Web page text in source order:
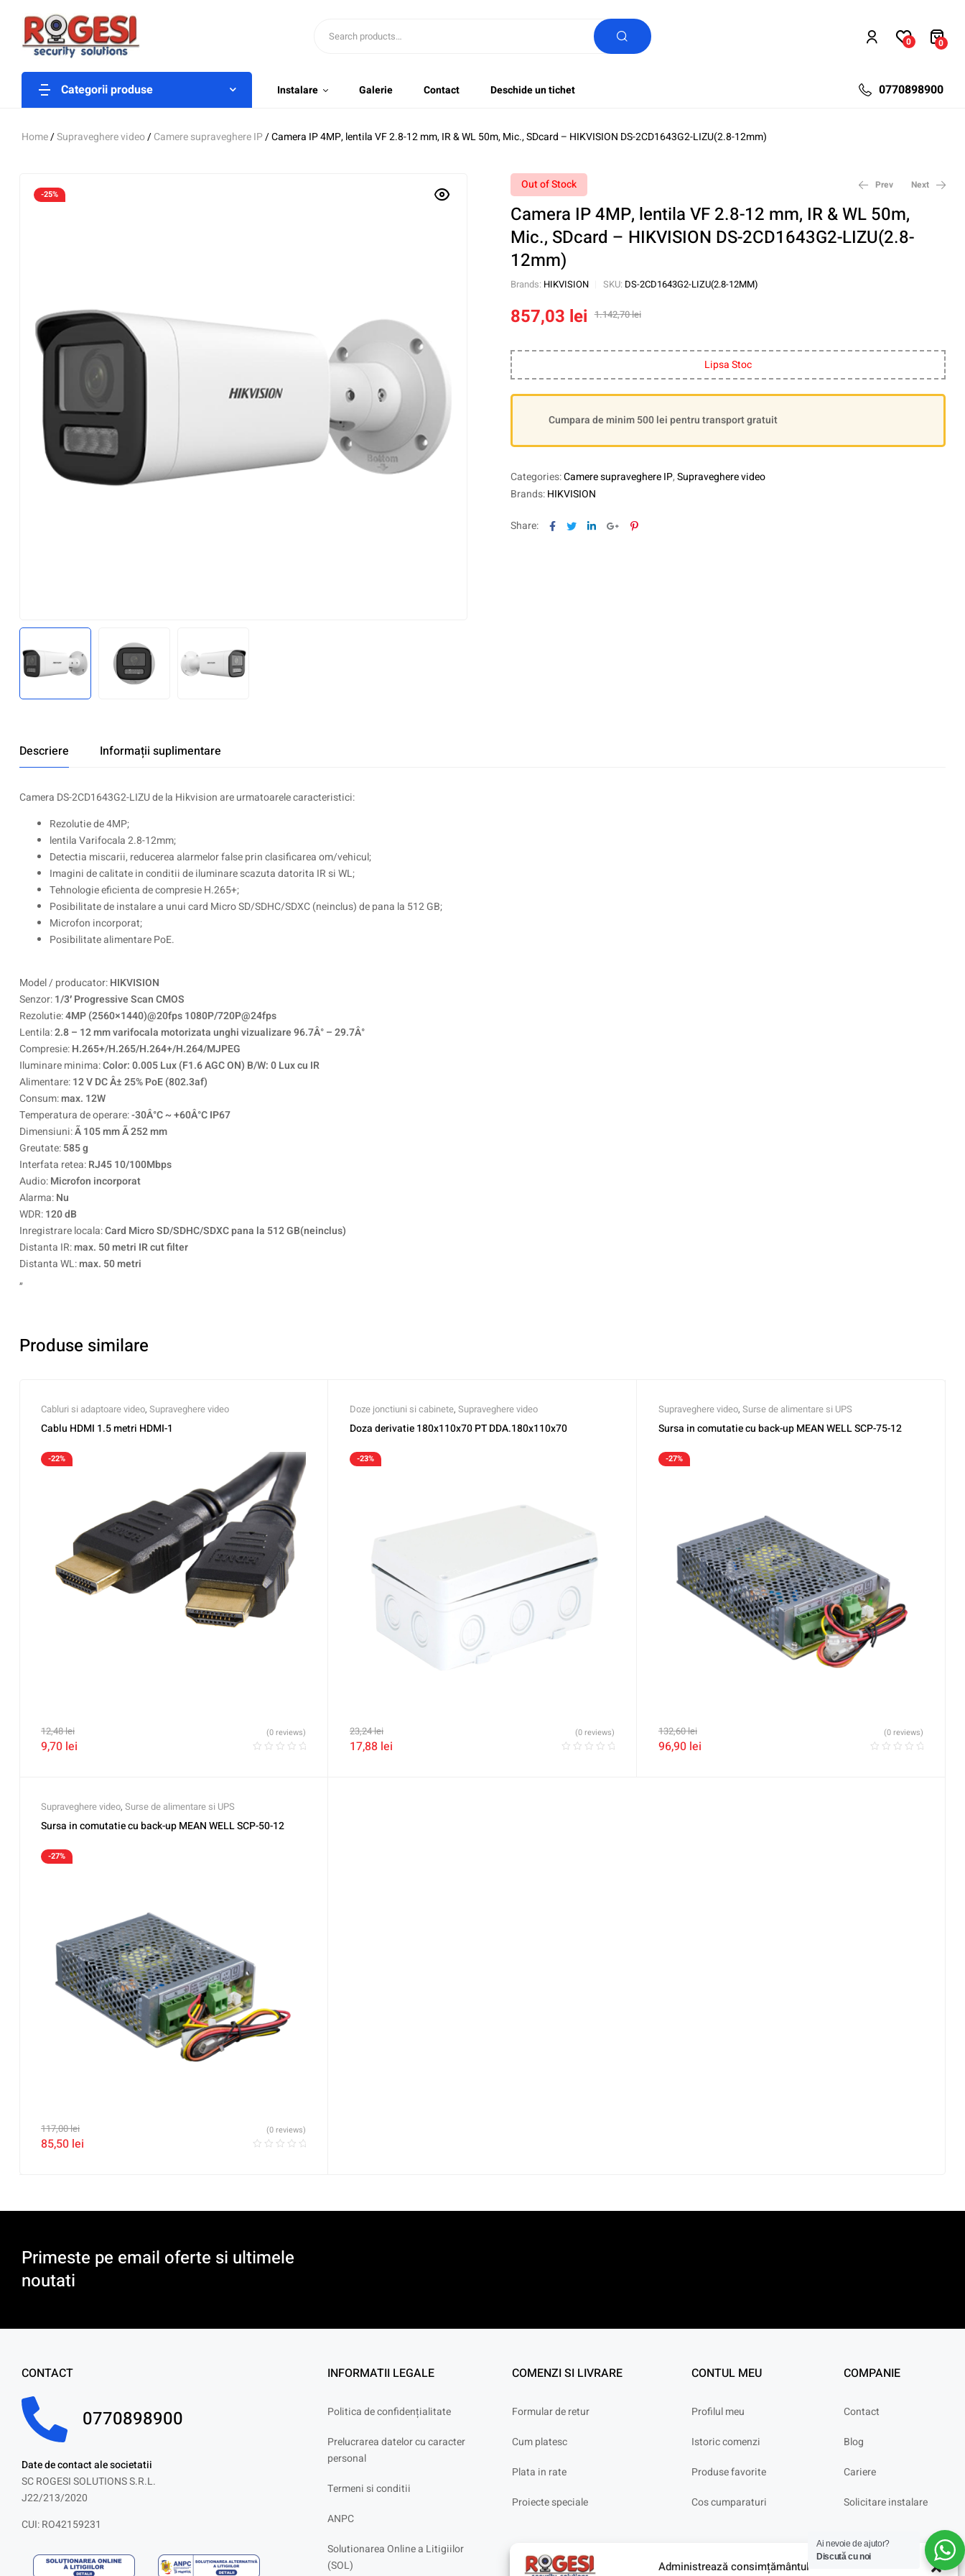
Administrează consimțământul
0 0
Categorii produse Instalare Galerie Contact Deschide un tichet 0770898900
Home/Supraveghere video/Camere supraveghere IP/ Camera IP 4MP, lentila VF 2.8-12 mm, IR & WL 50m, Mic., SDcard – HIKVISION DS-2CD1643G2-LIZU(2.8-12mm)
-25%
Out of Stock Prev
655,20lei
314,40lei
Next
150,80lei
113,10lei
Camera IP 4MP, lentila VF 2.8-12 mm, IR & WL 50m,
Mic., SDcard – HIKVISION DS-2CD1643G2-LIZU(2.8-
12mm)
Brands: HIKVISION SKU: DS-2CD1643G2-LIZU(2.8-12MM)
1.142,70lei
857,03 lei
Lipsa Stoc
Cumpara de minim 500 lei pentru transport gratuit
Categories:Camere supraveghere IP,Supraveghere video
Brands:HIKVISION
Share: Facebook
TwitterLinkedinGoogle+Pinterest
Descriere Informații suplimentare
Camera DS-2CD1643G2-LIZU de la Hikvision are urmatoarele caracteristici:
Rezolutie de 4MP;
lentila Varifocala 2.8-12mm;
Detectia miscarii, reducerea alarmelor false prin clasificarea om/vehicul;
Imagini de calitate in conditii de iluminare scazuta datorita IR si WL;
Tehnologie eficienta de compresie H.265+;
Posibilitate de instalare a unui card Micro SD/SDHC/SDXC (neinclus) de pana la 512 GB;
Microfon incorporat;
Posibilitate alimentare PoE.
Model / producator:HIKVISION
Senzor:1/3′ Progressive Scan CMOS
Rezolutie:4MP (2560×1440)@20fps 1080P/720P@24fps
Lentila:2.8 – 12 mm varifocala motorizata unghi vizualizare 96.7Â° – 29.7Â°
Compresie:H.265+/H.265/H.264+/H.264/MJPEG
Iluminare minima:Color: 0.005 Lux (F1.6 AGC ON) B/W: 0 Lux cu IR
Alimentare:12 V DC Â± 25% PoE (802.3af)
Consum:max. 12W
Temperatura de operare:-30Â°C ~ +60Â°C IP67
Dimensiuni:Ã 105 mm Ã 252 mm
Greutate:585 g
Interfata retea:RJ45 10/100Mbps
Audio:Microfon incorporat
Alarma:Nu
WDR:120 dB
Inregistrare locala:Card Micro SD/SDHC/SDXC pana la 512 GB(neinclus)
Distanta IR:max. 50 metri IR cut filter
Distanta WL:max. 50 metri
„
Produse similare
Cabluri si adaptoare video, Supraveghere video
Cablu HDMI 1.5 metri HDMI-1
-22%
12,48lei
9,70 lei
(0 reviews)
Doze jonctiuni si cabinete, Supraveghere video
Doza derivatie 180x110x70 PT DDA.180x110x70
-23%
23,24lei
17,88 lei
(0 reviews)
Supraveghere video, Surse de alimentare si UPS
Sursa in comutatie cu back-up MEAN WELL SCP-75-12
-27%
132,60lei
96,90 lei
(0 reviews)
Supraveghere video, Surse de alimentare si UPS
Sursa in comutatie cu back-up MEAN WELL SCP-50-12
-27%
117,00lei
85,50 lei
(0 reviews)
Primeste pe email oferte si ultimele
noutati
CONTACT
0770898900
Date de contact ale societatii
SC ROGESI SOLUTIONS S.R.L.
J22/213/2020
CUI: RO42159231
INFORMATII LEGALE
Politica de confidențialitate
Prelucrarea datelor cu caracter
personal
Termeni si conditii
ANPC
Solutionarea Online a Litigiilor
(SOL)
COMENZI SI LIVRARE
Formular de retur
Cum platesc
Plata in rate
Proiecte speciale
CONTUL MEU
Profilul meu
Istoric comenzi
Produse favorite
Cos cumparaturi
COMPANIE
Contact
Blog
Cariere
Solicitare instalare
Ai nevoie de ajutor?
Discută cu noi